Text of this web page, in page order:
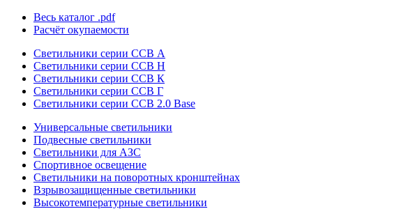
Весь каталог .pdf
Расчёт окупаемости
Светильники серии ССВ А
Светильники серии ССВ Н
Светильники серии ССВ К
Светильники серии ССВ Г
Светильники серии ССВ 2.0 Base
Универсальные светильники
Подвесные светильники
Светильники для АЗС
Спортивное освещение
Светильники на поворотных кронштейнах
Взрывозащищенные светильники
Высокотемпературные светильники